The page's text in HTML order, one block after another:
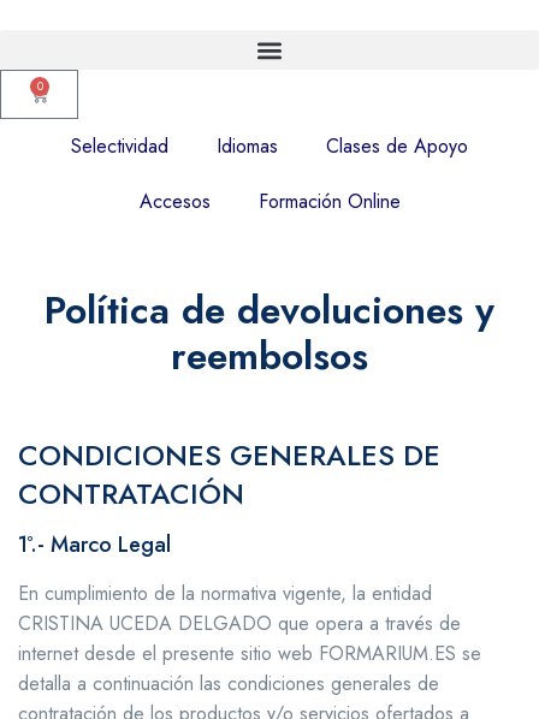
0
Selectividad Idiomas
Clases de Apoyo
Accesos
Formación Online
Política de devoluciones y
reembolsos
CONDICIONES GENERALES DE
CONTRATACIÓN
1º.- Marco Legal
En cumplimiento de la normativa vigente, la entidad
CRISTINA UCEDA DELGADO que opera a través de
internet desde el presente sitio web FORMARIUM.ES se
detalla a continuación las condiciones generales de
contratación de los productos y/o servicios ofertados a